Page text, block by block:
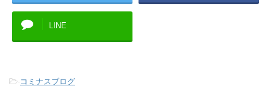
LINE
-コミナスブログ